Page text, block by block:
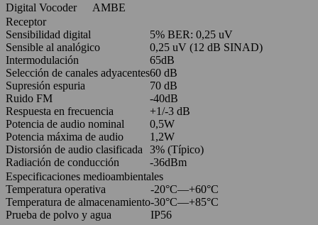
Digital Vocoder
AMBE
Receptor
Sensibilidad digital
5% BER: 0,25 uV
Sensible al analógico
0,25 uV (12 dB SINAD)
Intermodulación
65dB
Selección de canales adyacentes60 dB
Supresión espuria
70 dB
Ruido FM
-40dB
Respuesta en frecuencia
+1/-3 dB
Potencia de audio nominal
0,5W
Potencia máxima de audio
1,2W
Distorsión de audio clasificada
3% (Típico)
Radiación de conducción
-36dBm
Especificaciones medioambientales
Temperatura operativa
-20°C—+60°C
Temperatura de almacenamiento-30°C—+85°C
Prueba de polvo y agua
IP56